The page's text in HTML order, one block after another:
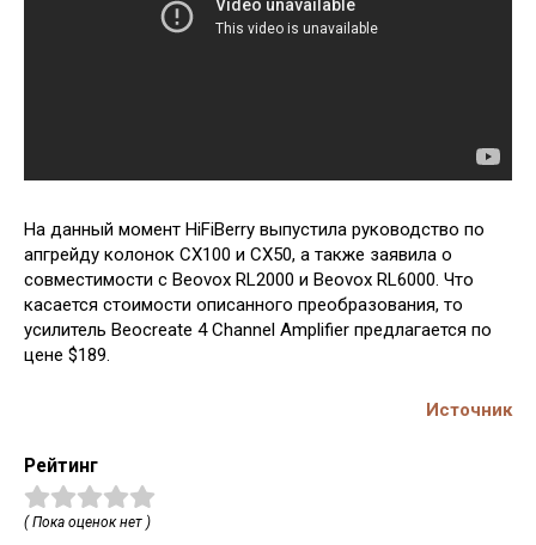
На данный момент HiFiBerry выпустила руководство по
апгрейду колонок CX100 и CX50, а также заявила о
совместимости с Beovox RL2000 и Beovox RL6000. Что
касается стоимости описанного преобразования, то
усилитель Beocreate 4 Channel Amplifier предлагается по
цене $189.
Источник
Рейтинг
( Пока оценок нет )